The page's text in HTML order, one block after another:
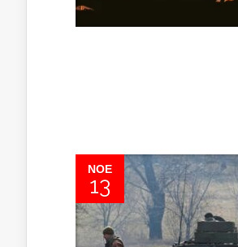
ΝΟΈ
13